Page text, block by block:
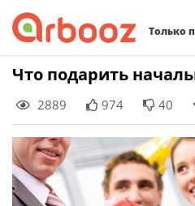
Только
Skip
content
Что подарить
2889 974 40
Найти: